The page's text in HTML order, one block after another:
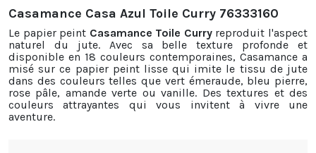
Casamance Casa Azul Toile Curry 76333160
Le papier peint Casamance Toile Curryreproduit l'aspect
naturel du jute. Avec sa belle texture profonde et
disponible en 18 couleurs contemporaines, Casamance a
misé sur ce papier peint lisse qui imite le tissu de jute
dans des couleurs telles que vert émeraude, bleu pierre,
rose pâle, amande verte ou vanille. Des textures et des
couleurs attrayantes qui vous invitent à vivre une
aventure.